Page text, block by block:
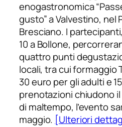
enogastronomica
gusto” a Valvestino, nel
Bresciano. I
10 a Bollone,
quattro punti
locali, tra cui formaggio
30 euro per gli adulti e
prenotazioni chiudono il
di maltempo, l’evento
maggio. [Ulteriori